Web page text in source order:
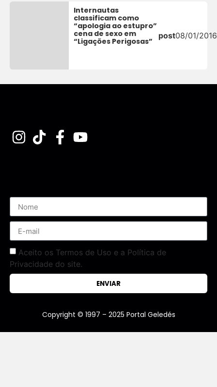
Internautas
classificam como
“apologia ao estupro”
cena de sexo em
“Ligações Perigosas”
post08/01/2016
Aceito os Termos de Uso e a Política de
Privacidade do site.
ENVIAR
Copyright © 1997 – 2025 Portal Geledés